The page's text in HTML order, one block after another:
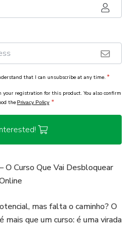
that I can unsubscribe at any time. *
your registration for this product. You also confirm
thePrivacy Policy *
Curso Que Vai Desbloquear
mas falta o caminho? O
que um curso: é uma virada